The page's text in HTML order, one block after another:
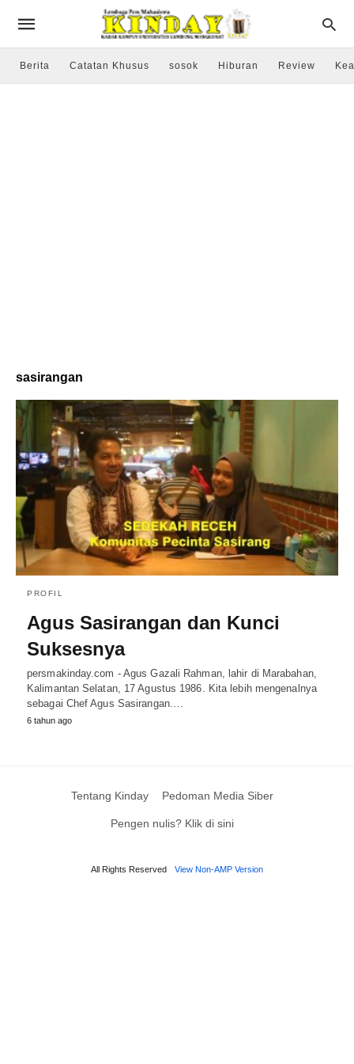
Berita Catatan Khusus sosok Hiburan Review
sasirangan
PROFIL
Agus Sasirangan dan Kunci
Suksesnya
persmakinday.com - Agus Gazali Rahman, lahir di Marabahan,
Kalimantan Selatan, 17 Agustus 1986. Kita lebih mengenalnya
sebagai Chef Agus Sasirangan.…
6 tahun ago
Tentang Kinday Pedoman Media Siber
Pengen nulis? Klik di sini
All Rights Reserved View Non-AMP Version